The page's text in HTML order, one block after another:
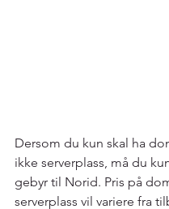
Dersom du kun skal ha
ikke serverplass, må du
gebyr til Norid. Pris på
serverplass vil variere fra